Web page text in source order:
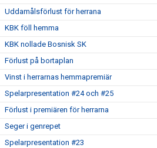
Uddamålsförlust för herrana
KBK föll hemma
KBK nollade Bosnisk SK
Förlust på bortaplan
Vinst i herrarnas hemmapremiär
Spelarpresentation #24 och #25
Förlust i premiären för herrarna
Seger i genrepet
Spelarpresentation #23